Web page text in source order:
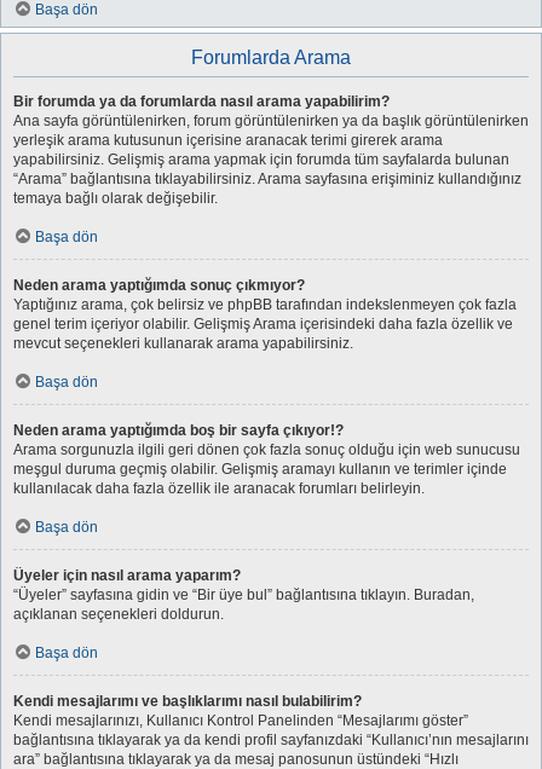
Başa dön
Forumlarda Arama
Bir forumda ya da forumlarda nasıl arama yapabilirim?
Ana sayfa görüntülenirken, forum görüntülenirken ya da başlık görüntülenirken
yerleşik arama kutusunun içerisine aranacak terimi girerek arama
yapabilirsiniz. Gelişmiş arama yapmak için forumda tüm sayfalarda bulunan
“Arama” bağlantısına tıklayabilirsiniz. Arama sayfasına erişiminiz kullandığınız
temaya bağlı olarak değişebilir.
Başa dön
Neden arama yaptığımda sonuç çıkmıyor?
Yaptığınız arama, çok belirsiz ve phpBB tarafından indekslenmeyen çok fazla
genel terim içeriyor olabilir. Gelişmiş Arama içerisindeki daha fazla özellik ve
mevcut seçenekleri kullanarak arama yapabilirsiniz.
Başa dön
Neden arama yaptığımda boş bir sayfa çıkıyor!?
Arama sorgunuzla ilgili geri dönen çok fazla sonuç olduğu için web sunucusu
meşgul duruma geçmiş olabilir. Gelişmiş aramayı kullanın ve terimler içinde
kullanılacak daha fazla özellik ile aranacak forumları belirleyin.
Başa dön
Üyeler için nasıl arama yaparım?
“Üyeler” sayfasına gidin ve “Bir üye bul” bağlantısına tıklayın. Buradan,
açıklanan seçenekleri doldurun.
Başa dön
Kendi mesajlarımı ve başlıklarımı nasıl bulabilirim?
Kendi mesajlarınızı, Kullanıcı Kontrol Panelinden “Mesajlarımı göster”
bağlantısına tıklayarak ya da kendi profil sayfanızdaki “Kullanıcı’nın mesajlarını
ara” bağlantısına tıklayarak ya da mesaj panosunun üstündeki “Hızlı